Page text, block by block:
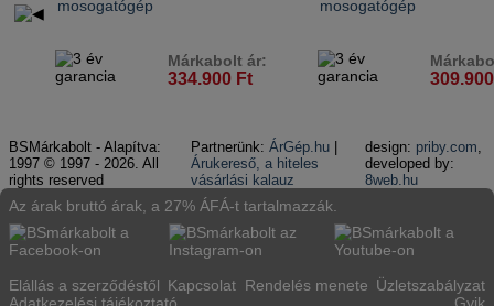
Márkabolt ár:
334.900 Ft
BSMárkabolt - Alapítva:
1997 © 1997 - 2026. All
rights reserved
Partnerünk:ÁrGép.hu |
Árukereső, a hiteles
vásárlási kalauz
design: priby.com
developed by:
8web.hu
Az árak bruttó árak, a 27% ÁFÁ-t tartalmazzák.
Elállás a szerződéstől Kapcsolat Rendelés menete Üzletszabályzat
Adatkezelési tájékoztató
Gyik